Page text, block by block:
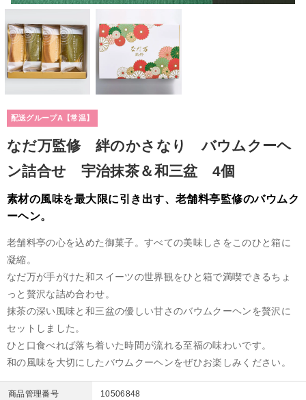
配送グループA【常温】
なだ万監修 絆のかさなり バウムクーヘ
ン詰合せ 宇治抹茶＆和三盆 4個
素材の風味を最大限に引き出す、老舗料亭監修のバウムク
ーヘン。
老舗料亭の心を込めた御菓子。すべての美味しさをこのひと箱に
凝縮。
なだ万が手がけた和スイーツの世界観をひと箱で満喫できるちょ
っと贅沢な詰め合わせ。
抹茶の深い風味と和三盆の優しい甘さのバウムクーヘンを贅沢に
セットしました。
ひと口食べれば落ち着いた時間が流れる至福の味わいです。
和の風味を大切にしたバウムクーヘンをぜひお楽しみください。
商品管理番号 10506848